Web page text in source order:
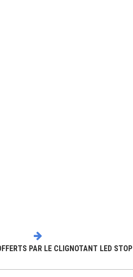
PAR LE CLIGNOTANT LED STOP